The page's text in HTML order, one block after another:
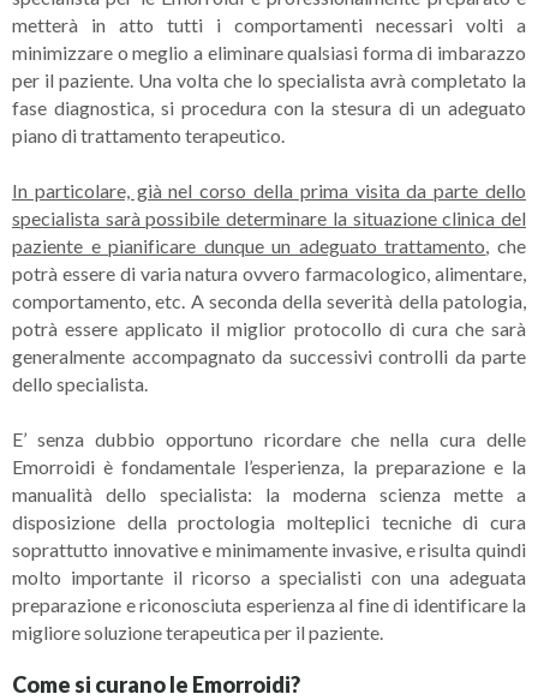
metterà in atto tutti i comportamenti necessari volti a
minimizzare o meglio a eliminare qualsiasi forma di imbarazzo
per il paziente. Una volta che lo specialista avrà completato la
fase diagnostica, si procedura con la stesura di un adeguato
piano di trattamento terapeutico.
In particolare, già nel corso della prima visita da parte dello
specialista sarà possibile determinare la situazione clinica del
paziente e pianificare dunque un adeguato trattamento, che
potrà essere di varia natura ovvero farmacologico, alimentare,
comportamento, etc. A seconda della severità della patologia,
potrà essere applicato il miglior protocollo di cura che sarà
generalmente accompagnato da successivi controlli da parte
dello specialista.
E’ senza dubbio opportuno ricordare che nella cura delle
Emorroidi è fondamentale l’esperienza, la preparazione e la
manualità dello specialista: la moderna scienza mette a
disposizione della proctologia molteplici tecniche di cura
soprattutto innovative e minimamente invasive, e risulta quindi
molto importante il ricorso a specialisti con una adeguata
preparazione e riconosciuta esperienza al fine di identificare la
migliore soluzione terapeutica per il paziente.
Come si curano le Emorroidi?